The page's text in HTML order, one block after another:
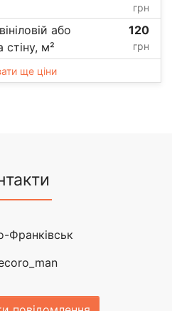
грн
або
стіну, м²
120
грн
ще ціни
Франківськ